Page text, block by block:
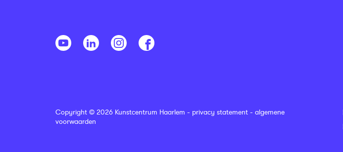
Copyright © 2026 Kunstcentrum Haarlem - privacy statement - algemene
voorwaarden